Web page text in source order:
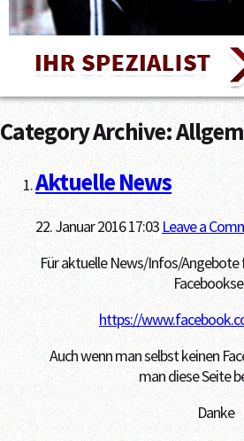
Category Archive:
Aktuelle News
22. Januar 2016 17:03 Leave a
Für aktuelle News/Infos/
https://
Auch wenn man selbst keinen
man diese Seite
Danke